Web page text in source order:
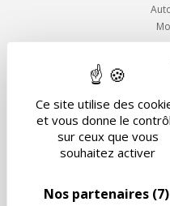
Ce site utilise des
et vous donne le
sur ceux que vous
souhaitez activer
Nos partenaires (7)
SUIVEZ AUTOVISION SUR LES